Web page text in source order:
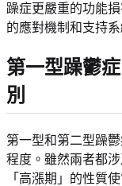
躁症更嚴重的功能
的應對機制和支持系
第一型躁鬱
別
第一型和第二型躁
程度。雖然兩者都
「高漲期」的性質